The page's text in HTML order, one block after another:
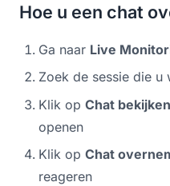
Hoe u een chat
Ga naar Live
Zoek de sessie die u
Klik op Chat bekijken
openen
Klik op Chat
reageren